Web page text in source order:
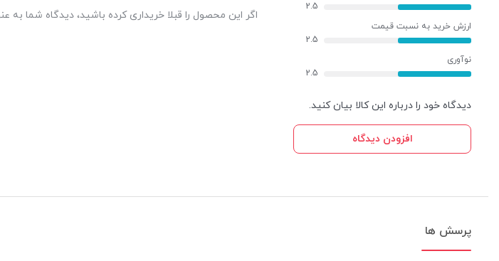
2.5
ارزش خرید به نسبت قیمت
2.5
نوآوری
2.5
دیدگاه خود را درباره این کالا بیان کنید.
افزودن دیدگاه
اگر این محصول را قبلا خریداری کرده باشید، دیدگاه شما به
پرسش ها